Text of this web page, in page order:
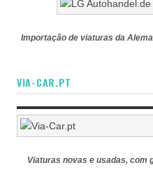
Importação de viaturas da
VIA-CAR.PT
Viaturas novas e usadas, com